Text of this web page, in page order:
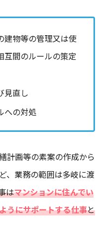
建物等の管理又は使
互間のルールの策定
見直し
への対処
計画等の素案の作成から
、業務の範囲は多岐に渡
はマンションに住んでい
うにサポートする仕事と